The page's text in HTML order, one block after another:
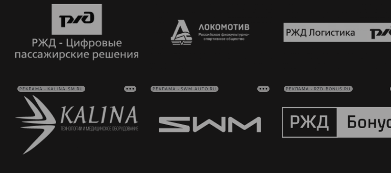
РЕКЛАМА • KALINA-SM.RU РЕКЛАМА • SWM-AUTO.RU РЕКЛАМА • RZD-BONUS.RU